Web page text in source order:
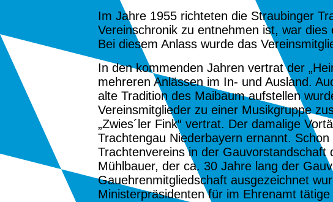
Im Jahre 1955 richteten die Straubinger
Vereinschronik zu entnehmen ist, war
Bei diesem Anlass wurde das
In den kommenden Jahren vertrat der
mehreren Anlässen im In- und Ausland.
alte Tradition des Maibaum aufstellen
Vereinsmitglieder zu einer Musikgruppe
„Zwies´ler Fink“ vertrat. Der damalige
Trachtengau Niederbayern ernannt.
Trachtenvereins in der Gauvorstandschaft
Mühlbauer, der ca. 30 Jahre lang der
Gauehrenmitgliedschaft ausgezeichnet
Ministerpräsidenten für im Ehrenamt tätige